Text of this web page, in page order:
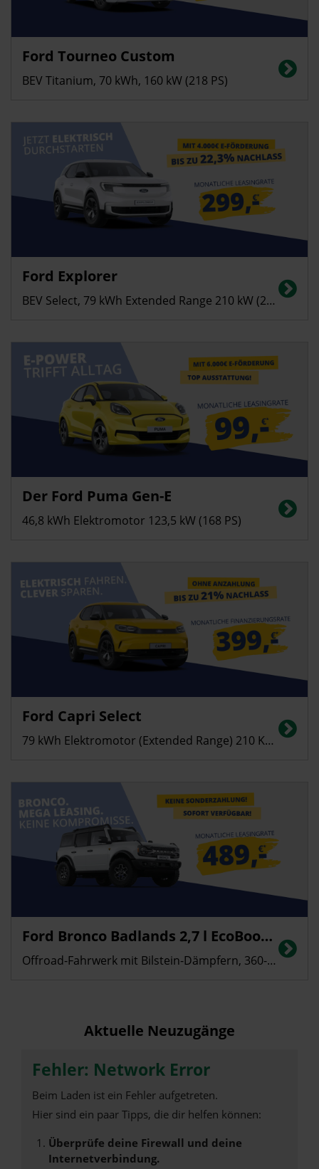
Stromverbrauch (kombiniert): 24,2 kWh/100 km; CO₂-Emissionen
(kombiniert): 0 g/km; Elektrische Reichweite: bis zu 338 km; CO₂-Klasse: A
Ford Tourneo Custom
BEV Titanium, 70 kWh, 160 kW (218 PS)
Stromverbrauch in kWh/100 km (kombiniert): 14,8; CO2-Emissionen
(kombiniert): 0 g/km; CO2-Klasse: A
Ford Explorer
BEV Select, 79 kWh Extended Range 210 kW (286 PS)
Stromverbrauch in kWh/100 km (kombiniert): 13,0; CO2-Emissionen
(kombiniert): 0 g/km, CO2-Klasse: A
Der Ford Puma Gen-E
46,8 kWh Elektromotor 123,5 kW (168 PS)
Stromverbrauch in kWh/100 km (kombiniert): 13,8; CO2-Emissionen
(kombiniert): 0 g/km, CO2-Klasse: A
Ford Capri Select
79 kWh Elektromotor (Extended Range) 210 KW (286 PS)
Energieverbrauch in l/100 km (kombiniert): 12,7, CO2-Emissionen
(kombiniert): 288 g/km; CO2-Klasse: G
Ford Bronco Badlands 2,7 l EcoBoost V6, 246 kW (335 PS)
Offroad-Fahrwerk mit Bilstein-Dämpfern, 360-Grad-Kamera & Ford Co-Pilot 360 u.v.m.
Aktuelle Neuzugänge
Fehler: Network Error
Beim Laden ist ein Fehler aufgetreten.
Hier sind ein paar Tipps, die dir helfen können:
Überprüfe deine Firewall und deine
Internetverbindung.